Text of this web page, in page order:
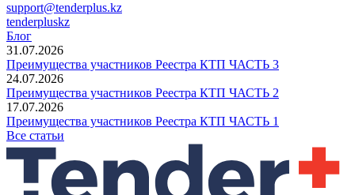
support@tenderplus.kz
tenderpluskz
Блог
31.07.2026
Преимущества участников Реестра КТП ЧАСТЬ 3
24.07.2026
Преимущества участников Реестра КТП ЧАСТЬ 2
17.07.2026
Преимущества участников Реестра КТП ЧАСТЬ 1
Все статьи